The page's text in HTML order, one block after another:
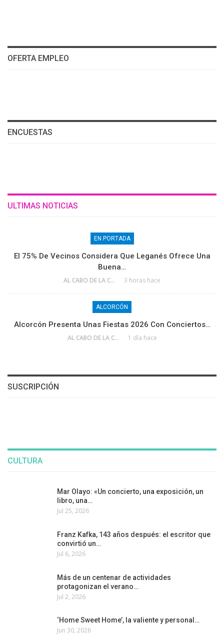
OFERTA EMPLEO
ENCUESTAS
ULTIMAS NOTICIAS
EN PORTADA
El 75% De Vecinos Considera Que Leganés Ofrece Una
Buena…
AL CABO DE LA CALLE 3 horas hace
ALCORCÓN
Alcorcón Presenta Unas Fiestas 2026 Con Conciertos…
AL CABO DE LA CALLE 1 día hace
SUSCRIPCIÓN
CULTURA
Mar Olayo: «Un concierto, una exposición, un
libro, una…
Jul 25, 2026
Franz Kafka, 143 años después: el escritor que
convirtió un…
Jul 6, 2026
Más de un centenar de actividades
protagonizan el verano…
Jul 2, 2026
‘Home Sweet Home’, la valiente y personal…
Jun 30, 2026